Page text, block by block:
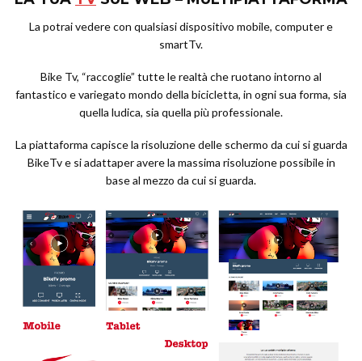
La potrai vedere con qualsiasi dispositivo mobile, computer e
smartTv.
Bike Tv, “raccoglie” tutte le realtà che ruotano intorno al
fantastico e variegato mondo della bicicletta, in ogni sua forma, sia
quella ludica, sia quella più professionale.
La piattaforma capisce la risoluzione delle schermo da cui si guarda
BikeTv e si adattaper avere la massima risoluzione possibile in
base al mezzo da cui si guarda.